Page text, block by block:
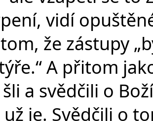
vidí
že zástupy
A přitom
a svědčili o
je. Svědčili o